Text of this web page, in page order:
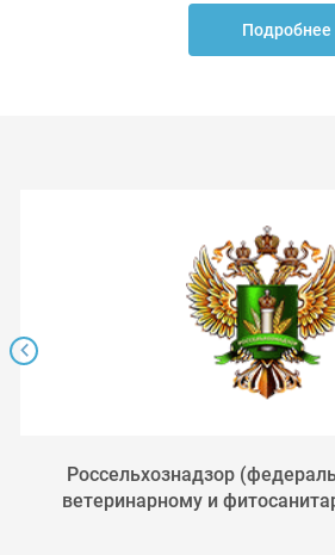
Подробнее
Россельхознадзор
ветеринарному и